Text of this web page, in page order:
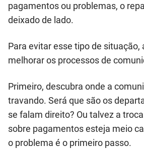
pagamentos ou problemas, o
deixado de lado.
Para evitar esse tipo de situação,
melhorar os processos de
Primeiro, descubra onde a
travando. Será que são os
se falam direito? Ou talvez a
sobre pagamentos esteja meio
o problema é o primeiro passo.